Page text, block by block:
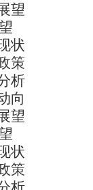
望
状
策
析
向
望
状
策